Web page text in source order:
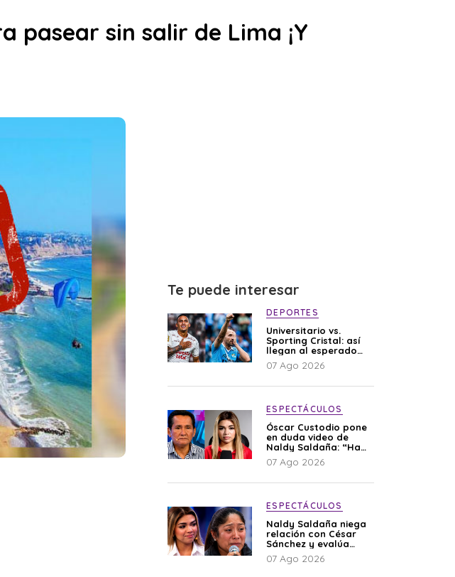
pasear sin salir de Lima ¡Y
Te puede interesar
DEPORTES
Universitario vs.
Sporting Cristal: así
llegan al esperado
duelo
07 Ago 2026
ESPECTÁCULOS
Óscar Custodio pone
en duda video de
Naldy Saldaña: “Hay
cosas que de repente
se han editado”
07 Ago 2026
ESPECTÁCULOS
Naldy Saldaña niega
relación con César
Sánchez y evalúa
denunciar a su
esposa: “Es una
07 Ago 2026